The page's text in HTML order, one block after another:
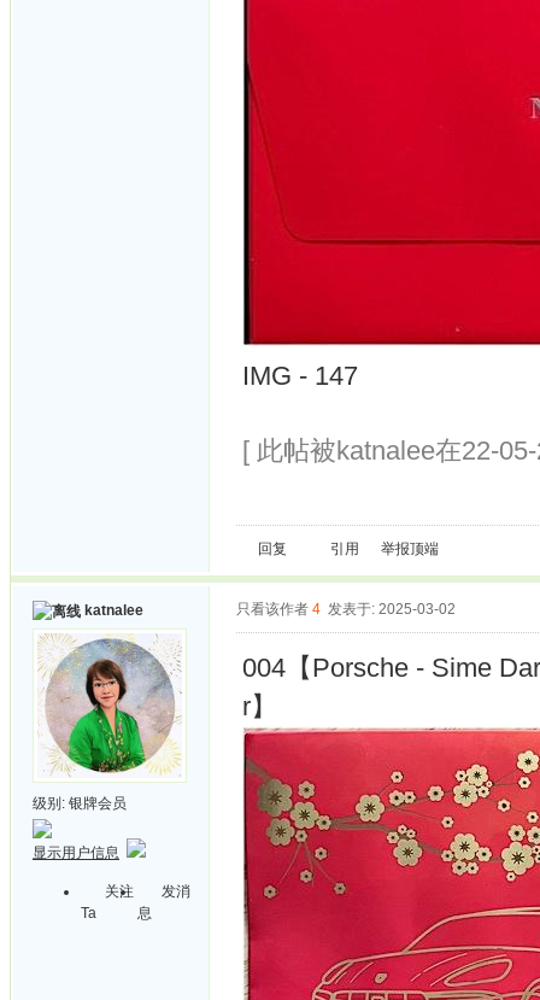
IMG - 147
[ 此帖被katnalee在22-
回复 引用 举报顶端
katnalee
级别: 银牌会员
显示用户信息
关注
Ta
发消
息
只看该作者 4 发表于: 2025-03-02
004【Porsche - Sime
r】